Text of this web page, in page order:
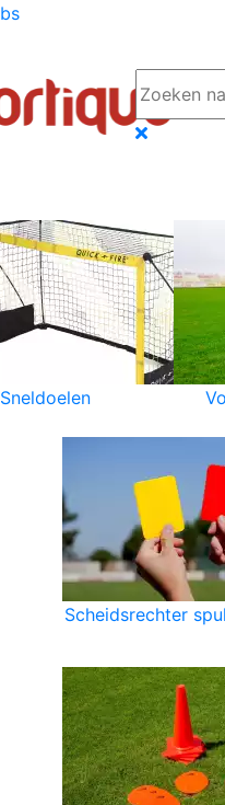
Sneldoelen
Scheidsrechter